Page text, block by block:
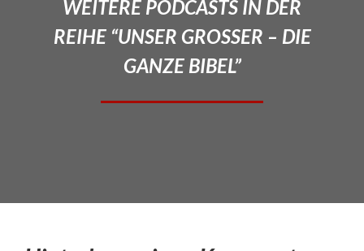
WEITERE PODCASTS IN DER
REIHE “UNSER GROSSER – DIE
GANZE BIBEL”